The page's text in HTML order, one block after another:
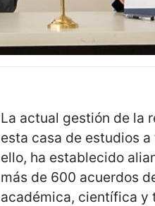
La actual gestión de la
esta casa de estudios
ello, ha establecido
más de 600 acuerdos
académica, científica y